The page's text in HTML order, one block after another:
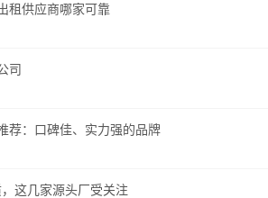
租供应商哪家可靠
司
荐：口碑佳、实力强的品牌
这几家源头厂受关注